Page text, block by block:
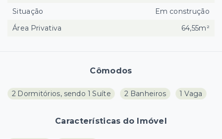
Cômodos
2 Dormitórios, sendo 1 Suíte 2 Banheiros 1 Vaga
Características do Imóvel
Situação
Em construção
Área Privativa
64,55m²